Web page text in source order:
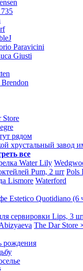
Paravicini
Giusti
Store
рядом
хрустальный завод
все
Water Lily
Pum, 2 шт Pols
Lismore Waterford
Estetico Quotidiano
сервировки Lips, 3
The Dar Store
рождения